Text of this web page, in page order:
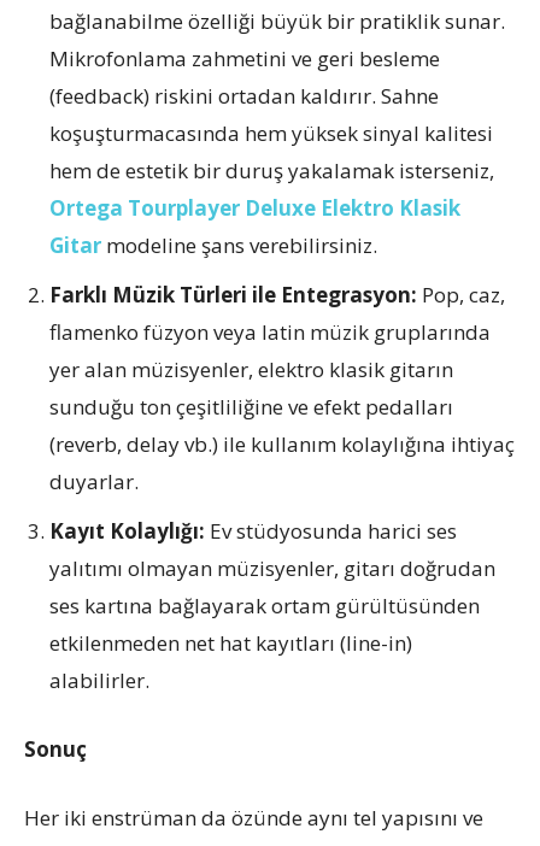
bağlanabilme özelliği büyük bir pratiklik sunar.
Mikrofonlama zahmetini ve geri besleme
(feedback) riskini ortadan kaldırır. Sahne
koşuşturmacasında hem yüksek sinyal kalitesi
hem de estetik bir duruş yakalamak isterseniz,
Ortega Tourplayer Deluxe Elektro Klasik
Gitar modeline şans verebilirsiniz.
Farklı Müzik Türleri ile Entegrasyon: Pop, caz,
flamenko füzyon veya latin müzik gruplarında
yer alan müzisyenler, elektro klasik gitarın
sunduğu ton çeşitliliğine ve efekt pedalları
(reverb, delay vb.) ile kullanım kolaylığına ihtiyaç
duyarlar.
Kayıt Kolaylığı: Ev stüdyosunda harici ses
yalıtımı olmayan müzisyenler, gitarı doğrudan
ses kartına bağlayarak ortam gürültüsünden
etkilenmeden net hat kayıtları (line-in)
alabilirler.
Sonuç
Her iki enstrüman da özünde aynı tel yapısını ve